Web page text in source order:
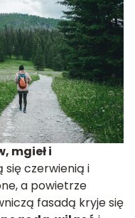
mgieł i
się czerwienią i
a powietrze
fasadą kryje się